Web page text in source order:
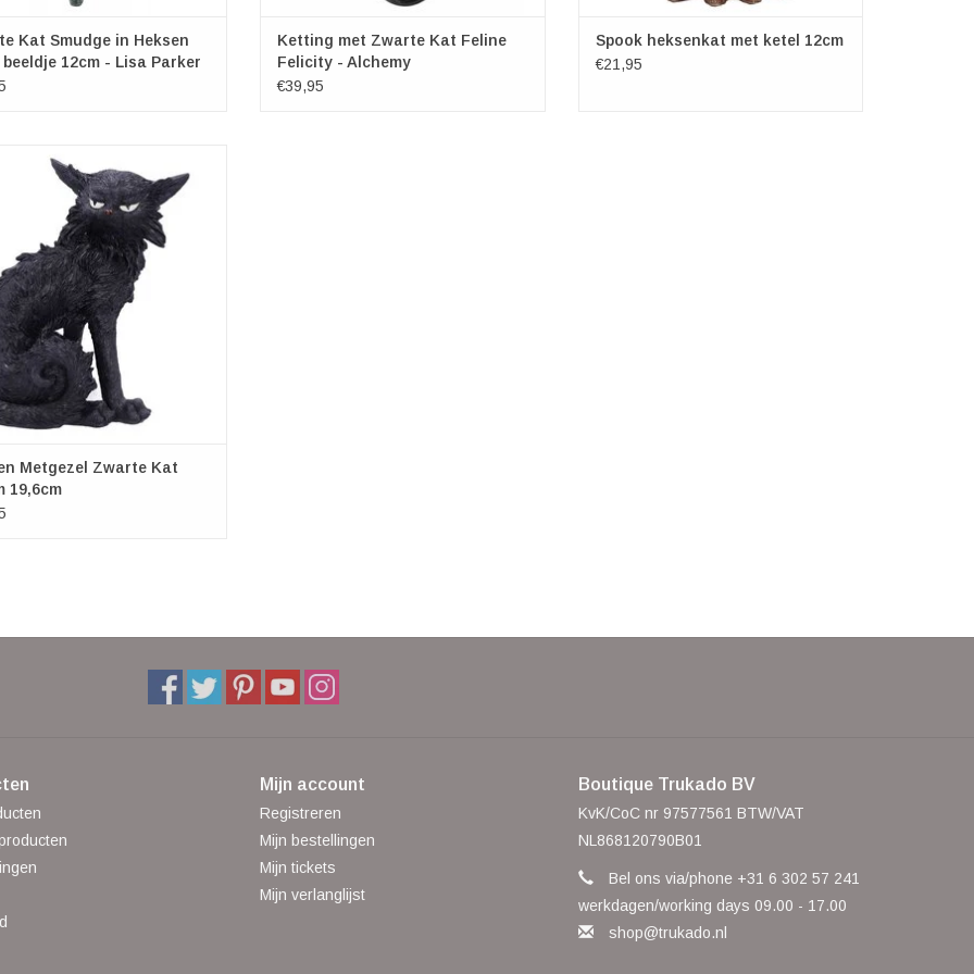
Kat Smudge in Heksen
12cm - Lisa Parker
Ketting met Zwarte Kat Feline
Felicity - Alchemy
€39,95
Spook heksenkat met ketel 12cm
€21,95
Kat Salem is verkrijgbaar
van Nemesis Now exclusieve
geschenkartikelen. Hij ziet er niet
de indruk uit! Zijn vacht is smerig
hij het leven zit te overdenken. Een
vertrouwd zijn is een zw
Metgezel Zwarte Kat
19,6cm
Mijn account
Registreren
Mijn bestellingen
Mijn tickets
Mijn verlanglijst
Boutique Trukado BV
KvK/CoC nr 97577561 BTW/VAT
NL868120790B01
Bel ons via/phone +31 6 302 57 241
werkdagen/working days 09.00 - 17.00
shop@trukado.nl